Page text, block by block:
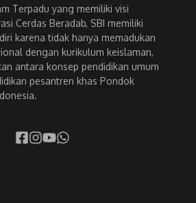
Terpadu yang memiliki visi
Cerdas Beradab, SBI memiliki
karena tidak hanya memadukan
dengan kurikulum keislaman,
antara konsep pendidikan umum
pesantren khas Pondok